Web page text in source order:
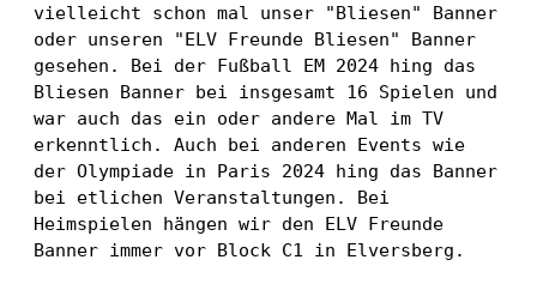
vielleicht schon mal unser "Bliesen" Banner
oder unseren "ELV Freunde Bliesen" Banner
gesehen. Bei der Fußball EM 2024 hing das
Bliesen Banner bei insgesamt 16 Spielen und
war auch das ein oder andere Mal im TV
erkenntlich. Auch bei anderen Events wie
der Olympiade in Paris 2024 hing das Banner
bei etlichen Veranstaltungen. Bei
Heimspielen hängen wir den ELV Freunde
Banner immer vor Block C1 in Elversberg.